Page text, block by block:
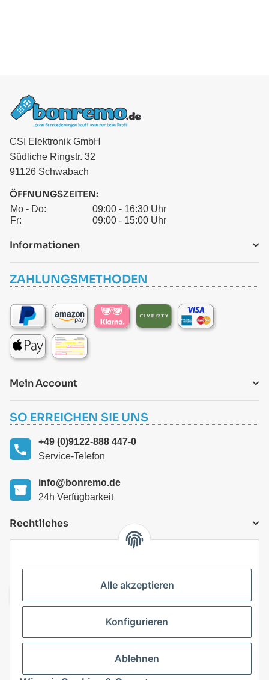
CSI Elektronik GmbH
Südliche Ringstr. 32
91126 Schwabach
ÖFFNUNGSZEITEN:
Mo - Do:
09:00 - 16:30 Uhr
Fr:
09:00 - 15:00 Uhr
Informationen
ZAHLUNGSMETHODEN
Mein Account
SO ERREICHEN SIE UNS
+49 (0)9122-888 447-0
Service-Telefon
info@bonremo.de
24h Verfügbarkeit
Rechtliches
Vertrag widerrufen
Alle akzeptieren
Konfigurieren
Ablehnen